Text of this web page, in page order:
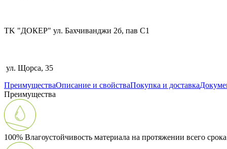
TK "ДОКЕР" ул. Бахчиванджи 2б, пав С1
ул. Щорса, 35
ПреимуществаОписание и свойстваПокупка и доставка
Преимущества
100% Влагоустойчивость материала на протяжении всего